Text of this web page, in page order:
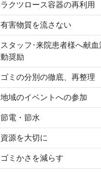
ラクツロース容器の再利用
有害物質を流さない
スタッフ･来院患者様へ献血
動奨励
ゴミの分別の徹底、再整理
地域のイベントへの参加
節電・節水
資源を大切に
ゴミかさを減らす